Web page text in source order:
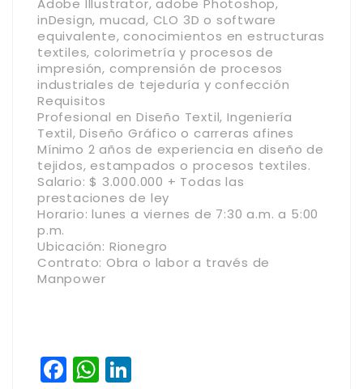
Adobe Illustrator, adobe Photoshop,
inDesign, mucad, CLO 3D o software
equivalente, conocimientos en estructuras
textiles, colorimetría y procesos de
impresión, comprensión de procesos
industriales de tejeduría y confección
Requisitos
Profesional en Diseño Textil, Ingeniería
Textil, Diseño Gráfico o carreras afines
Mínimo 2 años de experiencia en diseño de
tejidos, estampados o procesos textiles.
Salario: $ 3.000.000 + Todas las
prestaciones de ley
Horario: lunes a viernes de 7:30 a.m. a 5:00
p.m.
Ubicación: Rionegro
Contrato: Obra o labor a través de
Manpower
Facebook
WhatsApp